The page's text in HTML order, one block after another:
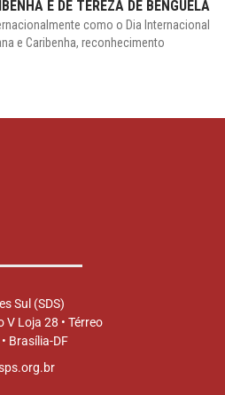
E DE TEREZA DE BENGUELA
como o Dia Internacional
e Caribenha, reconhecimento
Sul (SDS)
V Loja 28 • Térreo
Brasília-DF